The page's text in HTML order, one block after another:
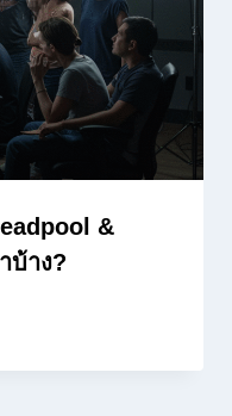
&
บ้าง?